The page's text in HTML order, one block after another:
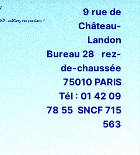
9 rue de
Château-
Landon
Bureau 28 rez-
de-chaussée
75010 PARIS
Tél : 01 42 09
78 55 SNCF 715
563